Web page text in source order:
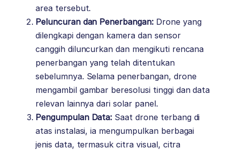
area tersebut.
Peluncuran dan Penerbangan:Drone yang
dilengkapi dengan kamera dan sensor
canggih diluncurkan dan mengikuti rencana
penerbangan yang telah ditentukan
sebelumnya. Selama penerbangan, drone
mengambil gambar beresolusi tinggi dan data
relevan lainnya dari solar panel.
Pengumpulan Data: Saat drone terbang di
atas instalasi, ia mengumpulkan berbagai
jenis data, termasuk citra visual, citra